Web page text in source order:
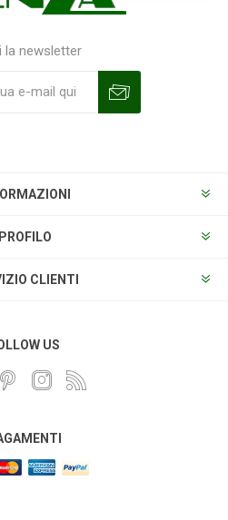
la newsletter
PROFILO
CLIENTI
US